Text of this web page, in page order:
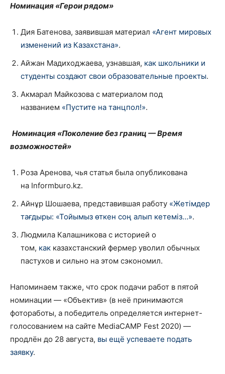
Номинация «Герои рядом»
Дия Батенова, заявившая материал «Агент мировых
изменений из Казахстана».
Айжан Мадиходжаева, узнавшая, как школьники и
студенты создают свои образовательные проекты.
Акмарал Майкозова с материалом под
названием «Пустите на танцпол!».
Номинация «Поколение без границ — Время
возможностей»
Роза Аренова, чья статья была опубликована
на Informburo.kz.
Айнұр Шошаева, представившая работу «Жетімдер
тағдыры: «Тойымыз өткен соң алып кетеміз…».
Людмила Калашникова с историей о
том, как казахстанский фермер уволил обычных
пастухов и сильно на этом сэкономил.
Напоминаем также, что срок подачи работ в пятой
номинации — «Объектив» (в неё принимаются
фотоработы, а победитель определяется интернет-
голосованием на сайте MediaCAMP Fest 2020) —
продлён до 28 августа, вы ещё успеваете подать
заявку.